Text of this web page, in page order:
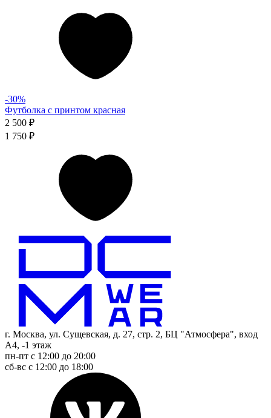
-30%
Футболка с принтом красная
2 500 ₽
1 750 ₽
г. Москва, ул. Сущевская, д. 27, стр. 2, БЦ "Атмосфера", вход
А4, -1 этаж
пн-пт с 12:00 до 20:00
сб-вс с 12:00 до 18:00